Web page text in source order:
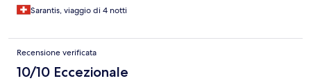
Sarantis, viaggio di 4 notti
Recensione verificata
10/10 Eccezionale